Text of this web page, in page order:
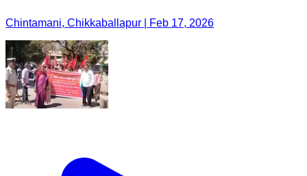
Chintamani, Chikkaballapur | Feb 17, 2026